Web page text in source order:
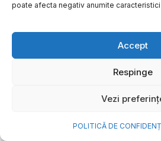
poate afecta negativ anumite caracteristici
Accept
Respinge
Vezi
POLITICĂ DE
Cum transformi cele
o bijuterie Pandora
porți zi de zi